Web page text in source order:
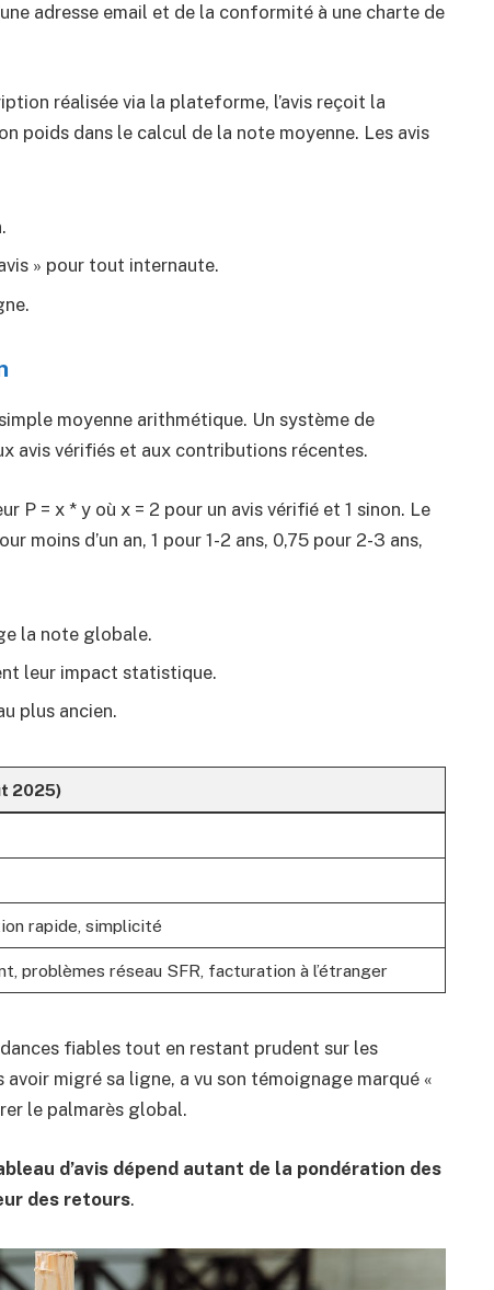
adresse email et de la conformité à une charte de
réalisée via la plateforme, l’avis reçoit la
poids dans le calcul de la note moyenne. Les avis
» pour tout internaute.
moyenne arithmétique. Un système de
avis vérifiés et aux contributions récentes.
P = x * y où x = 2 pour un avis vérifié et 1 sinon. Le
moins d’un an, 1 pour 1-2 ans, 0,75 pour 2-3 ans,
la note globale.
leur impact statistique.
plus ancien.
2025)
rapide, simplicité
problèmes réseau SFR, facturation à l’étranger
fiables tout en restant prudent sur les
avoir migré sa ligne, a vu son témoignage marqué «
le palmarès global.
d’avis dépend autant de la pondération des
des retours.